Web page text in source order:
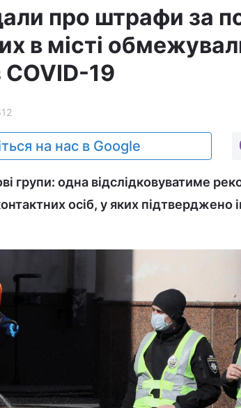
про штрафи за
в місті
COVID-19
на нас в Google
групи: одна відслідковуватиме
осіб, у яких підтверджено